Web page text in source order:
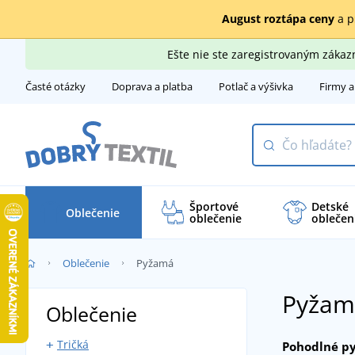
August roztápa cenya
Ešte nie ste zaregistrovaným
Časté otázky Doprava a platba Potlač a výšivka Firmy
Oblečenie Športové
oblečenie
Detské
Oblečenie Pyžamá
Pohodlné
Oblečenie
Tričká